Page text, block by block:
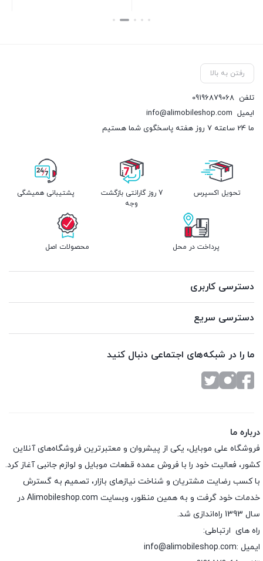
بستن
رفتن به بالا
تلفن 09196879068
ایمیل info@alimobileshop.com
ما 24 ساعته 7 روز هفته پاسخگوی شما هستیم
تحویل اکسپرس
7 روز گارانتی بازگشت
وجه
پشتیبانی همیشگی
پرداخت در محل محصولات اصل
دسترسی کاربری
دسترسی سریع
ما را در شبکه‌های اجتماعی دنبال کنید
درباره ما
فروشگاه علی موبایل، یکی از پیشروان و معتبرترین فروشگاه‌های آنلاین
کشور، فعالیت خود را با فروش عمده قطعات موبایل و لوازم جانبی آغاز کرد.
با کسب رضایت مشتریان و شناخت نیازهای بازار، تصمیم به گسترش
خدمات خود گرفت و به همین منظور، وبسایت Alimobileshop.com در
سال 1393 راه‌اندازی شد.
راه های ارتباطی:
ایمیل :info@alimobileshop.com